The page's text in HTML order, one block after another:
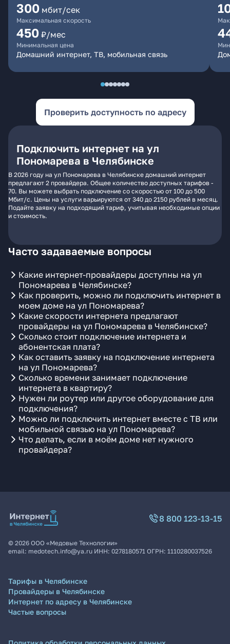
300 мбит/сек
Максимальная скорость
450 ₽/мес
Минимальная цена
Домашний интернет, ТВ, мобильная связь
Проверить доступность по адресу
Подключить интернет на ул
Пономарева в Челябинске
В 2026 году на ул Пономарева в Челябинске домашний интернет
предлагают 2 провайдера. Общее количество доступных тарифов -
70. Вы можете выбрать подключение со скоростью от 100 до 500
Мбит/с. Цены на услуги варьируются от 340 до 2150 рублей в месяц.
Подайте заявку на подходящий тариф, учитывая необходимые опции
и стоимость.
Часто задаваемые вопросы
Какие интернет-провайдеры доступны на ул
Пономарева в Челябинске?
Как проверить, можно ли подключить интернет в
моем доме на ул Пономарева?
Какие скорости интернета предлагают
провайдеры на ул Пономарева в Челябинске?
Сколько стоит подключение интернета и
абонентская плата?
Как оставить заявку на подключение интернета
на ул Пономарева?
Сколько времени занимает подключение
интернета в квартиру?
Нужен ли роутер или другое оборудование для
подключения?
Можно ли подключить интернет вместе с ТВ или
мобильной связью на ул Пономарева?
Что делать, если в моём доме нет нужного
провайдера?
8 800 123-13-15
© 2026 ООО «Медовые Технологии»
email: medotech.info@ya.ru ИНН: 0278180571 ОГРН: 1110280037526
Тарифы в Челябинске
Провайдеры в Челябинске
Интернет по адресу в Челябинске
Частые вопросы